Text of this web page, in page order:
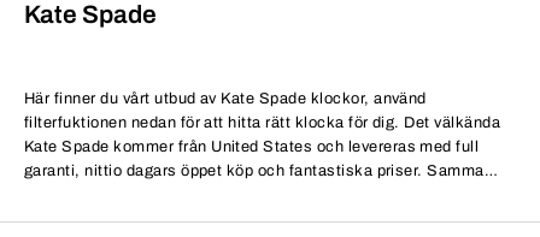
Kate Spade
Här finner du vårt utbud av Kate Spade klockor, använd
filterfuktionen nedan för att hitta rätt klocka för dig. Det välkända
Kate Spade kommer från United States och levereras med full
garanti, nittio dagars öppet köp och fantastiska priser. Samma